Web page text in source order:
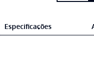
Especificações